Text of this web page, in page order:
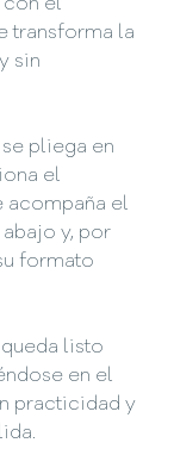
con el
transforma la
sin
pliega en
el
acompaña el
y, por
formato
listo
en el
practicidad y